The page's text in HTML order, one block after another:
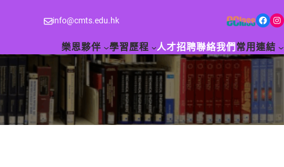
info@cmts.edu.hk Facebook Instagram
樂恩夥伴 學習歷程 人才招聘聯絡我們 常用連結